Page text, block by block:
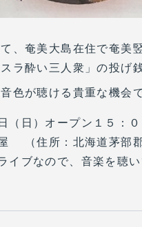
、奄美大島在住で奄美
ラ酔い三人衆」の投げ
色が聴ける貴重な機会
日）オープン１５：０
（住所：北海道茅部郡
ブなので、音楽を聴い